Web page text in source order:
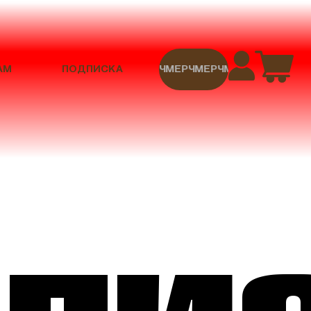
ПОДПИСКА МЕРЧМЕРЧМЕРЧМЕРЧМЕРЧ